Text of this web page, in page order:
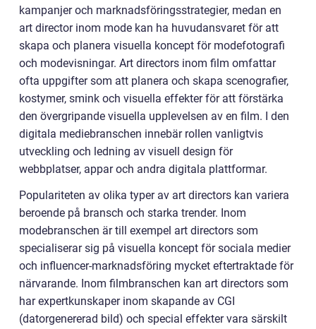
kampanjer och marknadsföringsstrategier, medan en
art director inom mode kan ha huvudansvaret för att
skapa och planera visuella koncept för modefotografi
och modevisningar. Art directors inom film omfattar
ofta uppgifter som att planera och skapa scenografier,
kostymer, smink och visuella effekter för att förstärka
den övergripande visuella upplevelsen av en film. I den
digitala mediebranschen innebär rollen vanligtvis
utveckling och ledning av visuell design för
webbplatser, appar och andra digitala plattformar.
Populariteten av olika typer av art directors kan variera
beroende på bransch och starka trender. Inom
modebranschen är till exempel art directors som
specialiserar sig på visuella koncept för sociala medier
och influencer-marknadsföring mycket eftertraktade för
närvarande. Inom filmbranschen kan art directors som
har expertkunskaper inom skapande av CGI
(datorgenererad bild) och special effekter vara särskilt